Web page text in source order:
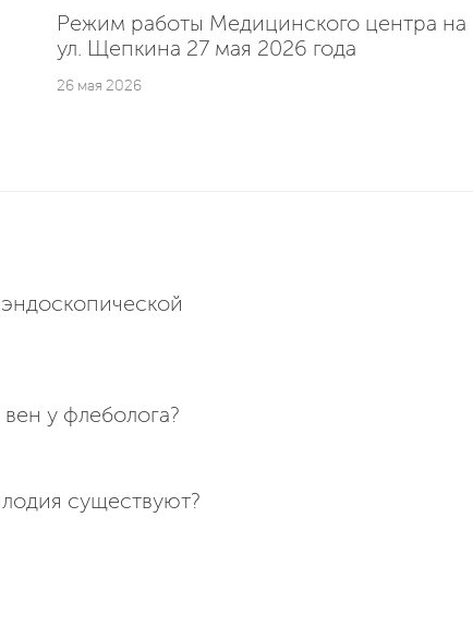
Режим работы Медицинского центра на
ул. Щепкина 27 мая 2026 года
26 мая 2026
у флеболога?
существуют?